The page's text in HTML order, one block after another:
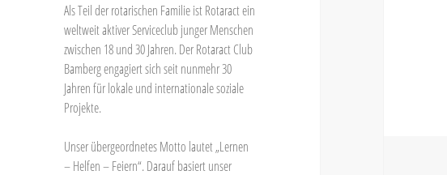
Als Teil der rotarischen Familie ist Rotaract ein
weltweit aktiver Serviceclub junger Menschen
zwischen 18 und 30 Jahren. Der Rotaract Club
Bamberg engagiert sich seit nunmehr 30
Jahren für lokale und internationale soziale
Projekte.
Unser übergeordnetes Motto lautet „Lernen
– Helfen – Feiern“. Darauf basiert unser